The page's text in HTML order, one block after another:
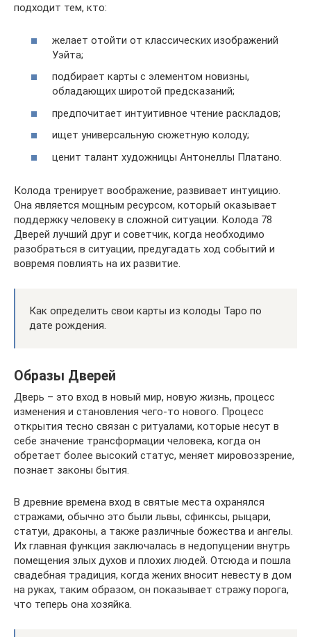
подходит тем, кто:
желает отойти от классических изображений
Уэйта;
подбирает карты с элементом новизны,
обладающих широтой предсказаний;
предпочитает интуитивное чтение раскладов;
ищет универсальную сюжетную колоду;
ценит талант художницы Антонеллы Платано.
Колода тренирует воображение, развивает интуицию.
Она является мощным ресурсом, который оказывает
поддержку человеку в сложной ситуации. Колода 78
Дверей лучший друг и советчик, когда необходимо
разобраться в ситуации, предугадать ход событий и
вовремя повлиять на их развитие.
Как определить свои карты из колоды Таро по
дате рождения.
Образы Дверей
Дверь – это вход в новый мир, новую жизнь, процесс
изменения и становления чего-то нового. Процесс
открытия тесно связан с ритуалами, которые несут в
себе значение трансформации человека, когда он
обретает более высокий статус, меняет мировоззрение,
познает законы бытия.
В древние времена вход в святые места охранялся
стражами, обычно это были львы, сфинксы, рыцари,
статуи, драконы, а также различные божества и ангелы.
Их главная функция заключалась в недопущении внутрь
помещения злых духов и плохих людей. Отсюда и пошла
свадебная традиция, когда жених вносит невесту в дом
на руках, таким образом, он показывает стражу порога,
что теперь она хозяйка.